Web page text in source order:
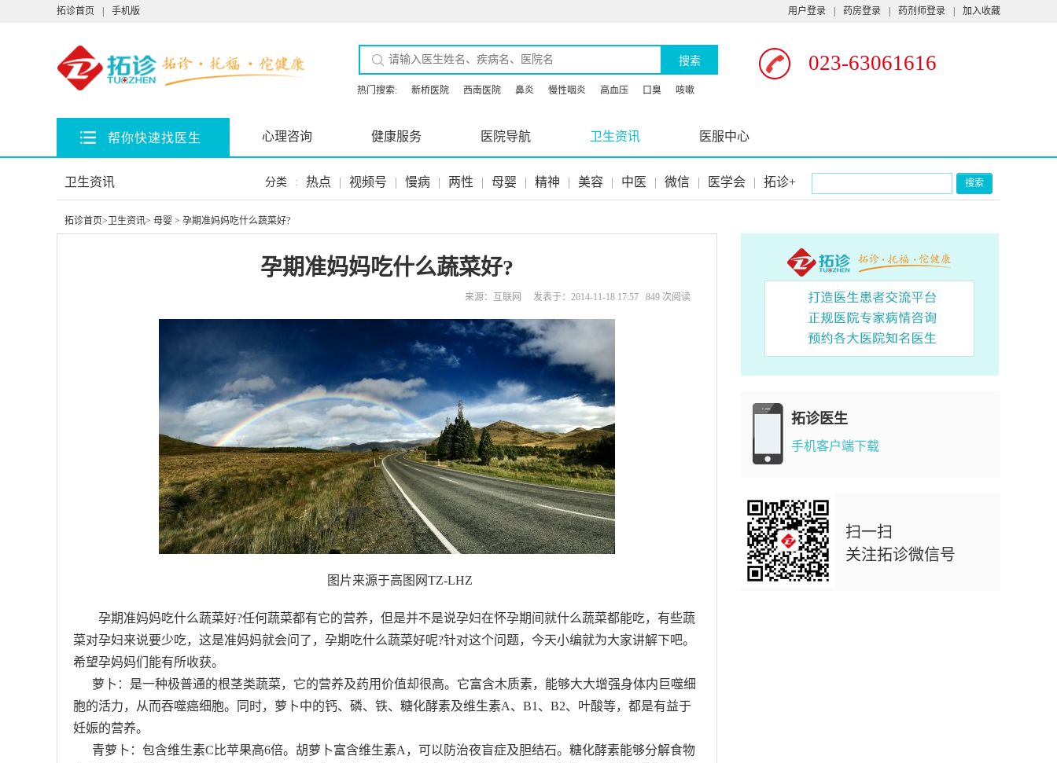
拓诊首页 手机版 用户登录 药房登录 药剂师登录 加入收藏
搜索 023-63061616
热门搜索: 新桥医院 西南医院 鼻炎 慢性咽炎 高血压 口臭 咳嗽
帮你快速找医生 心理咨询 健康服务 医院导航 卫生资讯 医服中心
卫生资讯 分类 : 热点 | 视频号 | 慢病 | 两性 | 母婴 | 精神 | 美容 | 中医 | 微信 | 医学会 | 拓诊+ 搜索
拓诊首页> 卫生资讯> 母婴 > 孕期准妈妈吃什么蔬菜好?
孕期准妈妈吃什么蔬菜好?
来源：互联网 发表于：2014-11-18 17:57 849 次阅读
图片来源于高图网TZ-LHZ
孕期准妈妈吃什么蔬菜好?任何蔬菜都有它的营养，但是并不是说孕妇在怀孕期间就什么蔬菜都能吃，有些蔬
菜对孕妇来说要少吃，这是准妈妈就会问了，孕期吃什么蔬菜好呢?针对这个问题，今天小编就为大家讲解下吧。
希望孕妈妈们能有所收获。
萝卜：是一种极普通的根茎类蔬菜，它的营养及药用价值却很高。它富含木质素，能够大大增强身体内巨噬细
胞的活力，从而吞噬癌细胞。同时，萝卜中的钙、磷、铁、糖化酵素及维生素A、B1、B2、叶酸等，都是有益于
妊娠的营养。
青萝卜：包含维生素C比苹果高6倍。胡萝卜富含维生素A，可以防治夜盲症及胆结石。糖化酵素能够分解食物
拓诊医生
手机客户端下载
扫一扫
关注拓诊微信号